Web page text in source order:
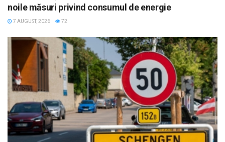
noile măsuri privind consumul de energie
7 AUGUST, 2026 72